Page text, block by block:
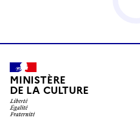
MINISTÈRE
DE LA CULTURE